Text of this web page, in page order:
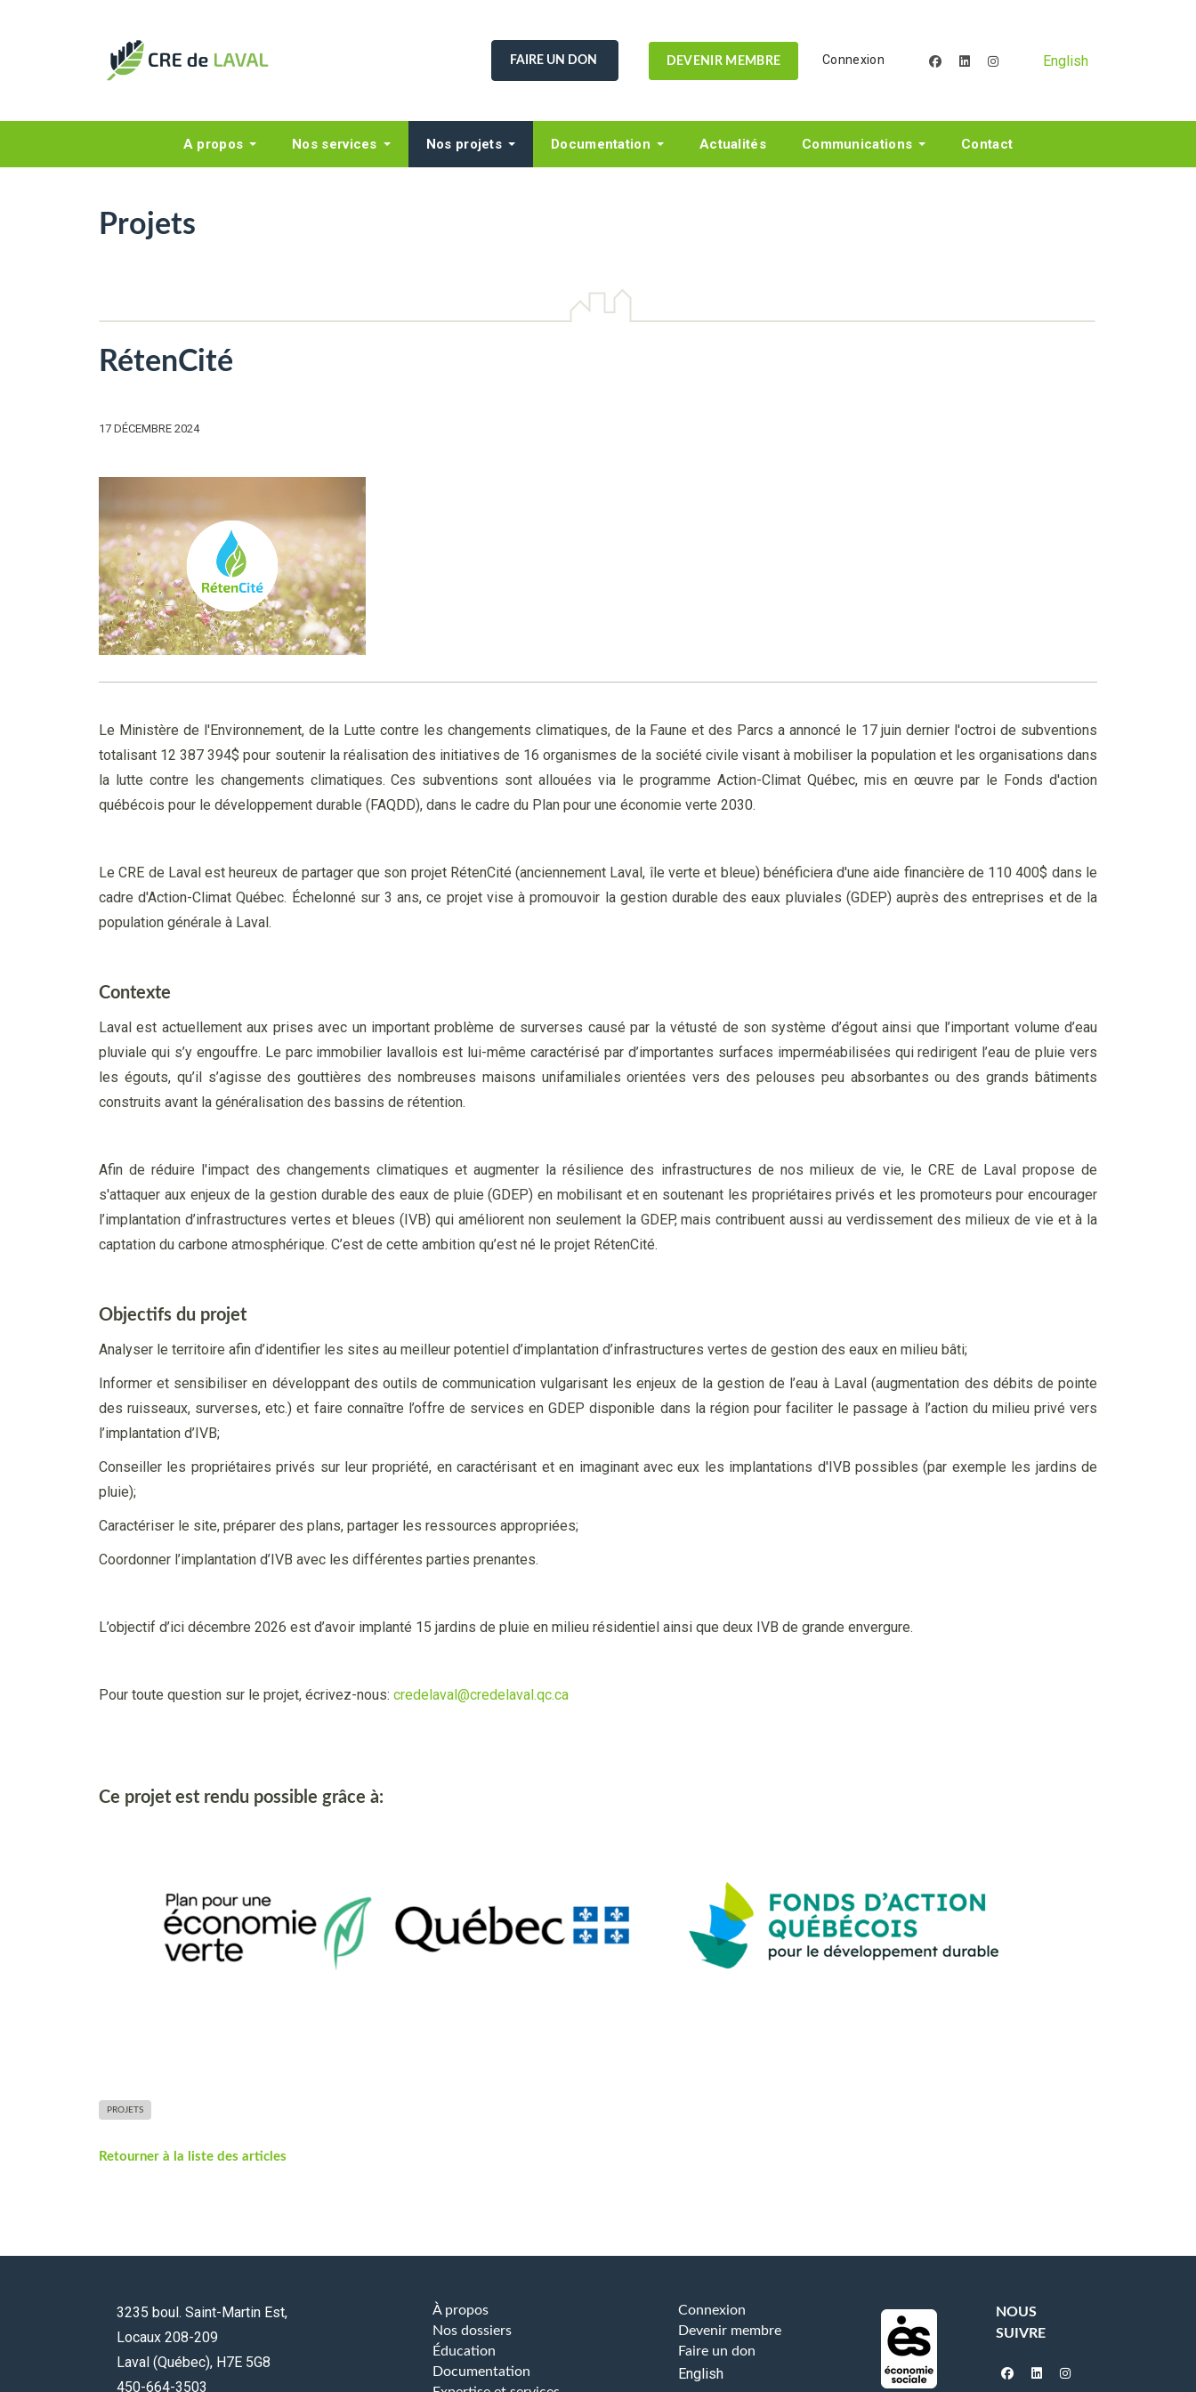
FAIRE UN DON DEVENIR MEMBRE Connexion facebooklinkedininstagramEnglish
A propos Nos services Nos projets Documentation Actualités Communications Contact
Projets
RétenCité
17 DÉCEMBRE 2024
Le Ministère de l'Environnement, de la Lutte contre les changements climatiques, de la Faune et des Parcs a annoncé le 17 juin dernier l'octroi de subventions
totalisant 12 387 394$ pour soutenir la réalisation des initiatives de 16 organismes de la société civile visant à mobiliser la population et les organisations dans
la lutte contre les changements climatiques. Ces subventions sont allouées via le programme Action-Climat Québec, mis en œuvre par le Fonds d'action
québécois pour le développement durable (FAQDD), dans le cadre du Plan pour une économie verte 2030.
Le CRE de Laval est heureux de partager que son projet RétenCité (anciennement Laval, île verte et bleue) bénéficiera d'une aide financière de 110 400$ dans le
cadre d'Action-Climat Québec. Échelonné sur 3 ans, ce projet vise à promouvoir la gestion durable des eaux pluviales (GDEP) auprès des entreprises et de la
population générale à Laval.
Contexte
Laval est actuellement aux prises avec un important problème de surverses causé par la vétusté de son système d’égout ainsi que l’important volume d’eau
pluviale qui s’y engouffre. Le parc immobilier lavallois est lui-même caractérisé par d’importantes surfaces imperméabilisées qui redirigent l’eau de pluie vers
les égouts, qu’il s’agisse des gouttières des nombreuses maisons unifamiliales orientées vers des pelouses peu absorbantes ou des grands bâtiments
construits avant la généralisation des bassins de rétention.
Afin de réduire l'impact des changements climatiques et augmenter la résilience des infrastructures de nos milieux de vie, le CRE de Laval propose de
s'attaquer aux enjeux de la gestion durable des eaux de pluie (GDEP) en mobilisant et en soutenant les propriétaires privés et les promoteurs pour encourager
l’implantation d’infrastructures vertes et bleues (IVB) qui améliorent non seulement la GDEP, mais contribuent aussi au verdissement des milieux de vie et à la
captation du carbone atmosphérique. C’est de cette ambition qu’est né le projet RétenCité.
Objectifs du projet
Analyser le territoire afin d’identifier les sites au meilleur potentiel d’implantation d’infrastructures vertes de gestion des eaux en milieu bâti;
Informer et sensibiliser en développant des outils de communication vulgarisant les enjeux de la gestion de l’eau à Laval (augmentation des débits de pointe
des ruisseaux, surverses, etc.) et faire connaître l’offre de services en GDEP disponible dans la région pour faciliter le passage à l’action du milieu privé vers
l’implantation d’IVB;
Conseiller les propriétaires privés sur leur propriété, en caractérisant et en imaginant avec eux les implantations d'IVB possibles (par exemple les jardins de
pluie);
Caractériser le site, préparer des plans, partager les ressources appropriées;
Coordonner l’implantation d’IVB avec les différentes parties prenantes.
L’objectif d’ici décembre 2026 est d’avoir implanté 15 jardins de pluie en milieu résidentiel ainsi que deux IVB de grande envergure.
Pour toute question sur le projet, écrivez-nous: credelaval@credelaval.qc.ca
Ce projet est rendu possible grâce à:
PROJETS
Retourner à la liste des articles
3235 boul. Saint-Martin Est,
Locaux 208-209
Laval (Québec), H7E 5G8
450-664-3503
À propos
Nos dossiers
Éducation
Documentation
Connexion
Devenir membre
Faire un don
English
NOUS
SUIVRE
facebooklinkedininstagram